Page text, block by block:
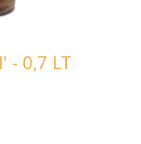
- 0,7 LT